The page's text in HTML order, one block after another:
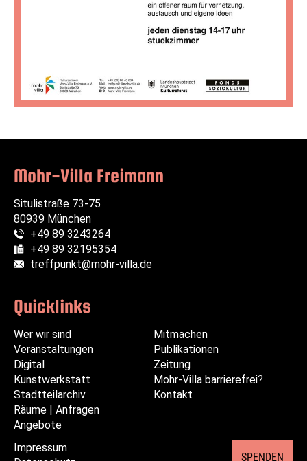
Mohr-Villa Freimann
Situlistraße 73-75
80939 München
Telefon:
+49 89 3243264
Fax:
+49 89 32195354
E-Mail:
treffpunkt@mohr-villa.de
Quicklinks
überspringen
Wer wir sind
Veranstaltungen
Digital
Kunstwerkstatt
Stadtteilarchiv
Räume | Anfragen
Angebote
überspringen
Mitmachen
Publikationen
Zeitung
Mohr-Villa barrierefrei?
Kontakt
Impressum
SPENDEN